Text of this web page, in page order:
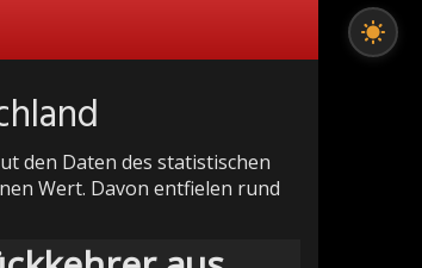
den Daten des statistischen
Wert. Davon entfielen rund